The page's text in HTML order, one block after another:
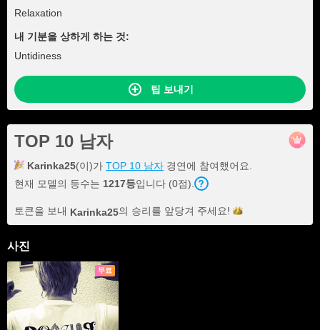
Relaxation
내 기분을 상하게 하는 것:
Untidiness
팁 보내기
TOP 10 남자
Karinka25(이)가 TOP 10 남자 경연에 참여했어요.
현재 모델의 등수는 1217등입니다 (0점).
토큰을 보내 Karinka25의 승리를 앞당겨 주세요!
사진
무료